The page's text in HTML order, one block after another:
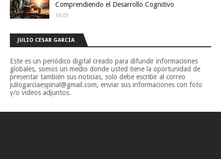
Comprendiendo el Desarrollo Cognitivo
16:03
JULIO CESAR GARCIA
Este es un periódico digital creado para difundir informaciones
globales, somos un medio donde usted tiene la oportunidad de
presentar también sus noticias, solo debe escribir al correo
juliogarciaespinal@gmail.com, enviar sus informaciones con foto
y/o videos adjuntos.